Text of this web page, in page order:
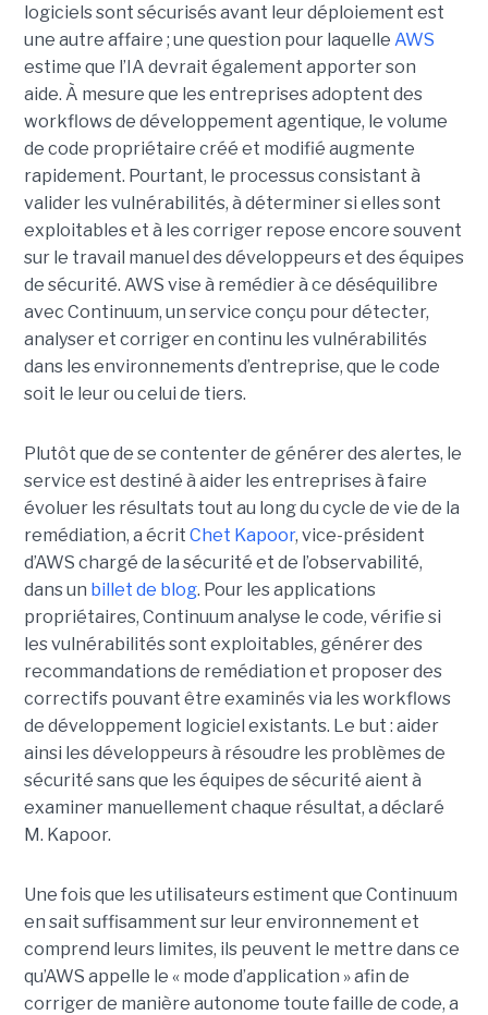
logiciels sont sécurisés avant leur déploiement est
une autre affaire ; une question pour laquelle AWS
estime que l’IA devrait également apporter son
aide. À mesure que les entreprises adoptent des
workflows de développement agentique, le volume
de code propriétaire créé et modifié augmente
rapidement. Pourtant, le processus consistant à
valider les vulnérabilités, à déterminer si elles sont
exploitables et à les corriger repose encore souvent
sur le travail manuel des développeurs et des équipes
de sécurité. AWS vise à remédier à ce déséquilibre
avec Continuum, un service conçu pour détecter,
analyser et corriger en continu les vulnérabilités
dans les environnements d’entreprise, que le code
soit le leur ou celui de tiers.
Plutôt que de se contenter de générer des alertes, le
service est destiné à aider les entreprises à faire
évoluer les résultats tout au long du cycle de vie de la
remédiation, a écrit Chet Kapoor, vice-président
d’AWS chargé de la sécurité et de l’observabilité,
dans un billet de blog. Pour les applications
propriétaires, Continuum analyse le code, vérifie si
les vulnérabilités sont exploitables, générer des
recommandations de remédiation et proposer des
correctifs pouvant être examinés via les workflows
de développement logiciel existants. Le but : aider
ainsi les développeurs à résoudre les problèmes de
sécurité sans que les équipes de sécurité aient à
examiner manuellement chaque résultat, a déclaré
M. Kapoor.
Une fois que les utilisateurs estiment que Continuum
en sait suffisamment sur leur environnement et
comprend leurs limites, ils peuvent le mettre dans ce
qu’AWS appelle le « mode d’application » afin de
corriger de manière autonome toute faille de code, a